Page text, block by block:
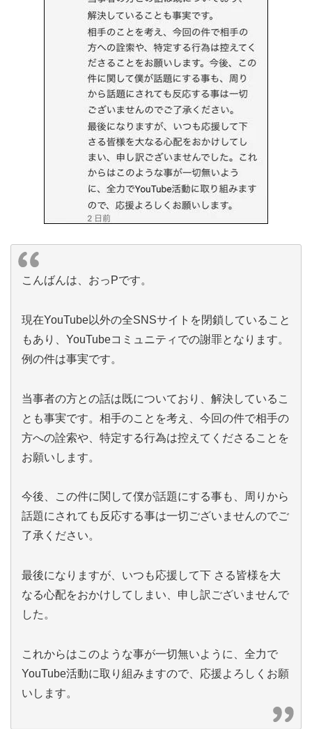
こんばんは、おっPです。
現在YouTube以外の全SNSサイトを閉鎖していること
もあり、YouTubeコミュニティでの謝罪となります。
例の件は事実です。
当事者の方との話は既についており、解決しているこ
とも事実です。相手のことを考え、今回の件で相手の
方への詮索や、特定する行為は控えてくださることを
お願いします。
今後、この件に関して僕が話題にする事も、周りから
話題にされても反応する事は一切ございませんのでご
了承ください。
最後になりますが、いつも応援して下 さる皆様を大
なる心配をおかけしてしまい、申し訳ございませんで
した。
これからはこのような事が一切無いように、全力で
YouTube活動に取り組みますので、応援よろしくお願
いします。